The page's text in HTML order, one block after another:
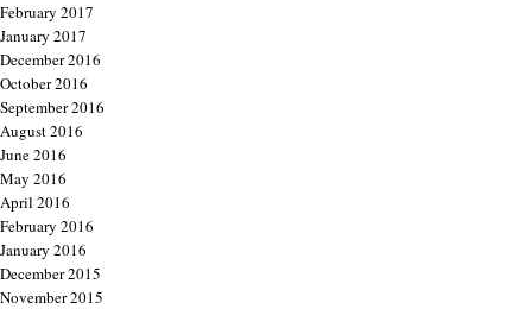
February 2017
January 2017
December 2016
October 2016
September 2016
August 2016
June 2016
May 2016
April 2016
February 2016
January 2016
December 2015
November 2015